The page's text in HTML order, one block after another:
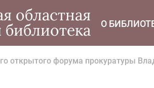
областная
библиотека
О
открытого форума прокуратуры